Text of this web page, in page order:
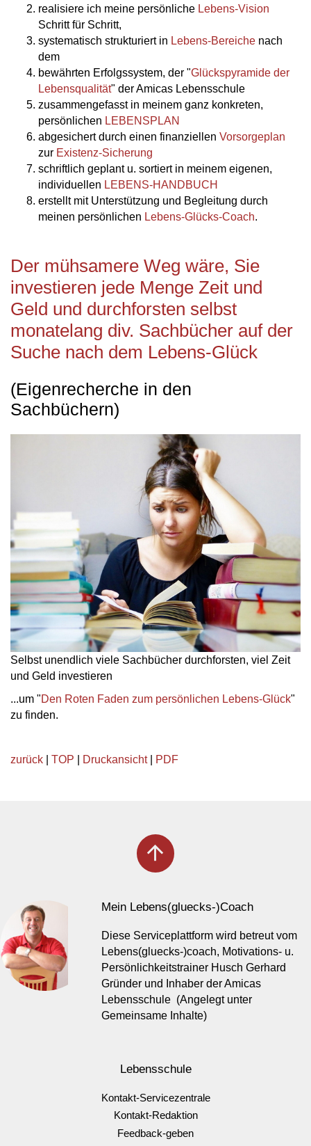
realisiere ich meine persönliche Lebens-Vision
Schritt für Schritt,
systematisch strukturiert in Lebens-Bereiche nach
dem
bewährten Erfolgssystem, der "Glückspyramide der
Lebensqualität" der Amicas Lebensschule
zusammengefasst in meinem ganz konkreten,
persönlichen LEBENSPLAN
abgesichert durch einen finanziellen Vorsorgeplan
zur Existenz-Sicherung
schriftlich geplant u. sortiert in meinem eigenen,
individuellen LEBENS-HANDBUCH
erstellt mit Unterstützung und Begleitung durch
meinen persönlichen Lebens-Glücks-Coach.
Der mühsamere Weg wäre, Sie
investieren jede Menge Zeit und
Geld und durchforsten selbst
monatelang div. Sachbücher auf der
Suche nach dem Lebens-Glück
(Eigenrecherche in den
Sachbüchern)
Selbst unendlich viele Sachbücher durchforsten, viel Zeit
und Geld investieren
...um "Den Roten Faden zum persönlichen Lebens-Glück"
zu finden.
zurück TOP Druckansicht| PDF
arrow_upward
Mein Lebens(gluecks-)Coach
Diese Serviceplattform wird betreut vom
Lebens(gluecks-)coach, Motivations- u.
Persönlichkeitstrainer Husch Gerhard
Gründer und Inhaber der Amicas
Lebensschule (Angelegt unter
Gemeinsame Inhalte)
Lebensschule
Kontakt-Servicezentrale
Kontakt-Redaktion
Feedback-geben